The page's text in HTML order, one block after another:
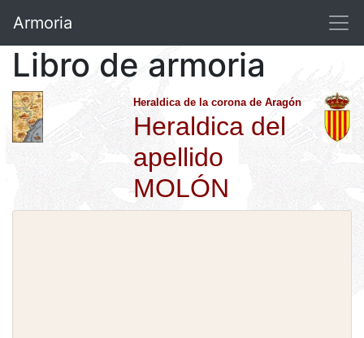
Armoria
Libro de armoria
Heraldica de la corona de Aragón
Heraldica del
apellido
MOLÓN